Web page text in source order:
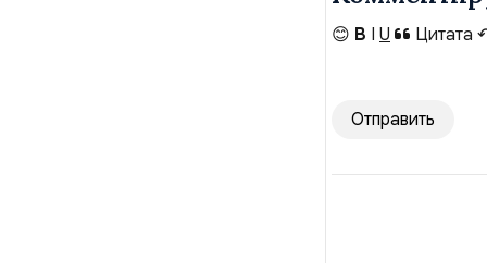
😊 B I U Цитата
Отправить